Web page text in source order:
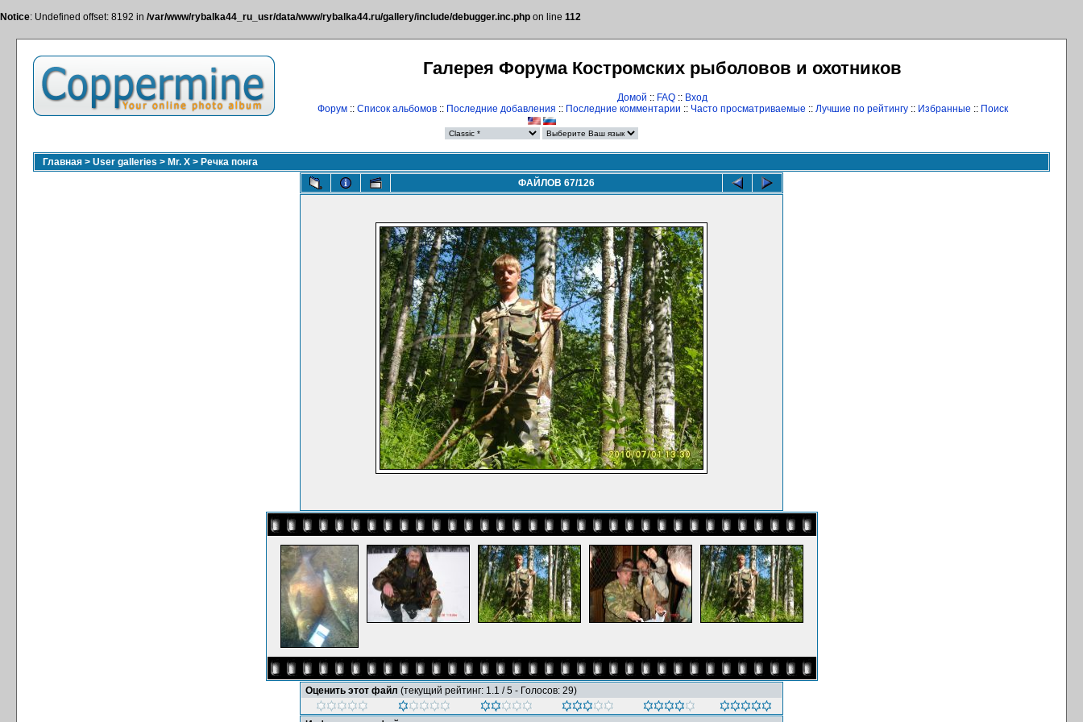
Notice: Undefined offset: 8192 in /var/www/rybalka44_ru_usr/data/www/rybalka44.ru/gallery/include/debugger.inc.php on line 112
Галерея Форума Костромских рыболовов и охотников
Домой :: FAQ :: Вход
Форум:: Список альбомов:: Последние добавления :: Последние комментарии :: Часто просматриваемые :: Лучшие по рейтингу:: Избранные :: Поиск
Главная > User galleries > Mr. X > Речка понга
ФАЙЛОВ 67/126
Оценить этот файл (текущий рейтинг: 1.1 / 5 - Голосов: 29)